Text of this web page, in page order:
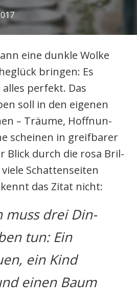
eine dunk­le Wol­ke
brin­gen: Es
per­fekt. Das
soll in den eige­nen
– Träu­me, Hoff­nun­
schei­nen in greif­ba­rer
Blick durch die rosa Bril­
Schat­ten­sei­ten
das Zitat nicht:
muss drei Din­
tun: Ein
ein Kind
einen Baum